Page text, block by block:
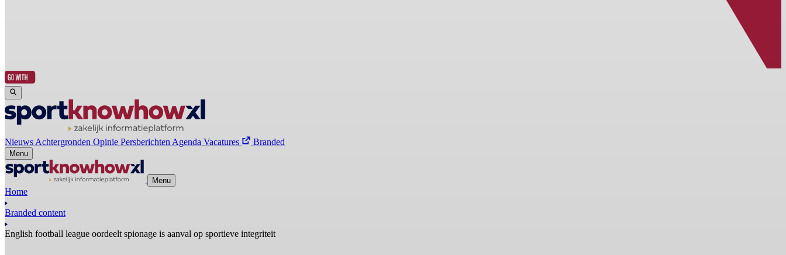
Nieuws Achtergronden Opinie Persberichten Agenda Vacatures Branded
Menu
Menu
Home
Branded content
English football league oordeelt spionage is aanval op sportieve integriteit